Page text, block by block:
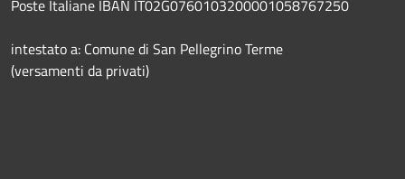
Poste Italiane IBAN IT02G0760103200001058767250
intestato a: Comune di San Pellegrino Terme
(versamenti da privati)